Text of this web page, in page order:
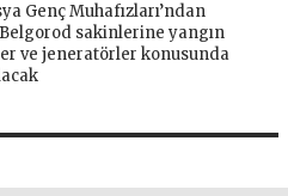
Genç Muhafızları’ndan
sakinlerine yangın
ve jeneratörler konusunda